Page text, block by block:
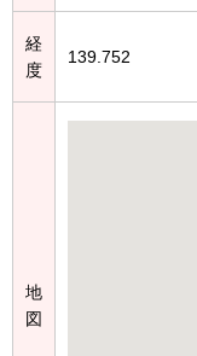
経
度
139.752
地
図